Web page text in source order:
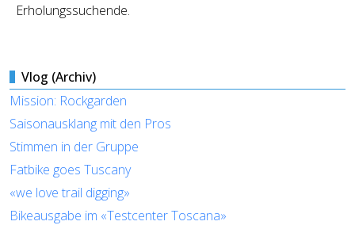
Erholungssuchende.
Vlog (Archiv)
Mission: Rockgarden
Saisonausklang mit den Pros
Stimmen in der Gruppe
Fatbike goes Tuscany
«we love trail digging»
Bikeausgabe im «Testcenter Toscana»